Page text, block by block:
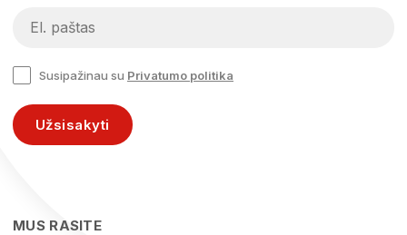
Susipažinau su Privatumo politika
Užsisakyti
MUS RASITE